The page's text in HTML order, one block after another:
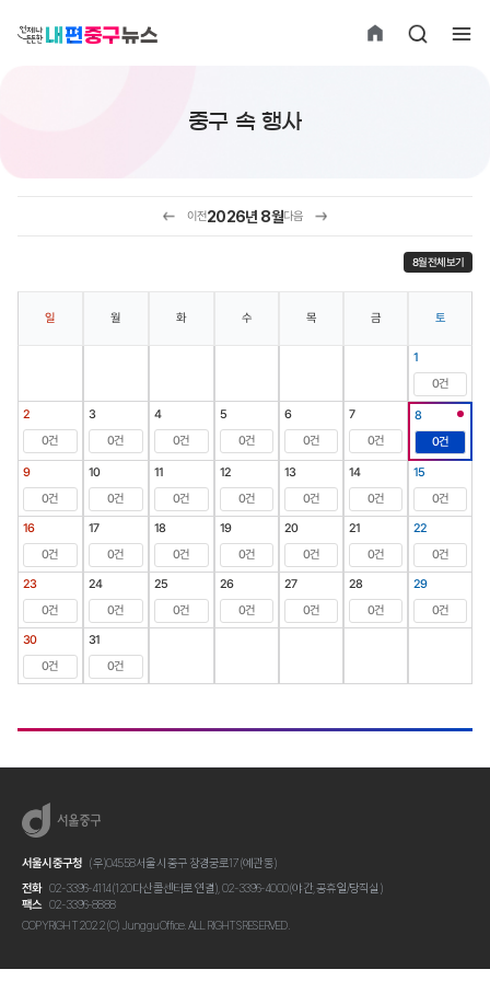
중구 속 행사
이전2026년 8월다음
8월 전체보기
일 월 화 수 목 금 토
1
0건
2
0건
3
0건
4
0건
5
0건
6
0건
7
0건
8
0건
9
0건
10
0건
11
0건
12
0건
13
0건
14
0건
15
0건
16
0건
17
0건
18
0건
19
0건
20
0건
21
0건
22
0건
23
0건
24
0건
25
0건
26
0건
27
0건
28
0건
29
0건
30
0건
31
0건
서울시중구청 (우)04558 서울시 중구 창경궁로17 (예관동)
전화 02-3396-4114 (120 다산콜센터로 연결), 02-3396-4000 (야간, 공휴일/당직실)
팩스 02-3396-8888
COPYRIGHT 2022 (C) Junggu Office. ALL RIGHTS RESERVED.